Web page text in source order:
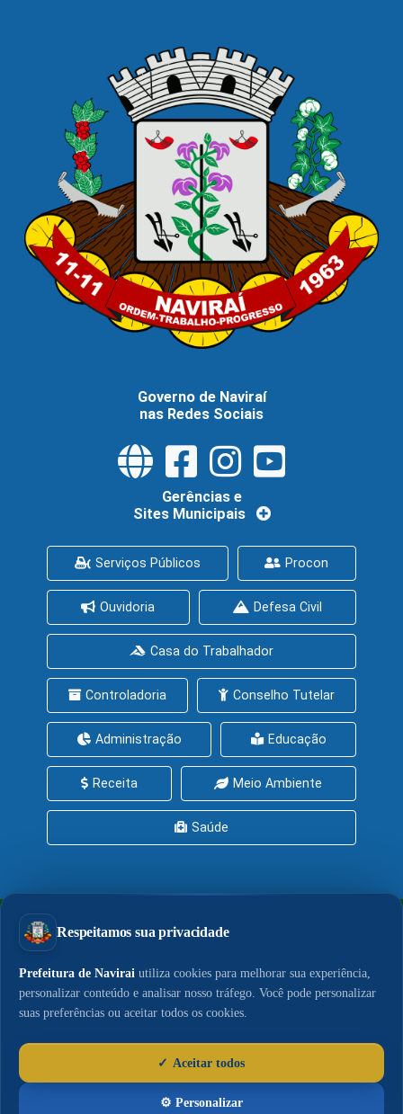
Governo de Naviraí
nas Redes Sociais
Gerências e
Sites Municipais
Serviços Públicos Procon
Ouvidoria Defesa Civil
Casa do Trabalhador
Controladoria Conselho Tutelar
Administração Educação
Receita Meio Ambiente
Saúde
PrefeituraZAP Central de Serviços
LGPD Acesso à Informação
publicações e gestão da comunicação sob
responsabilidade da Assessoria de Imprensa.
E-mail da Assessoria:imprensa@navirai.ms.gov.br